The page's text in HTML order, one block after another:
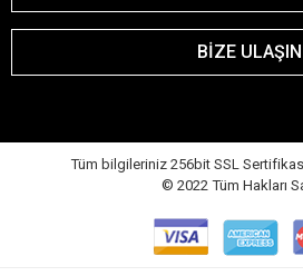
BİZE ULAŞIN
Tüm bilgileriniz 256bit SSL
© 2022 Tüm Hakları